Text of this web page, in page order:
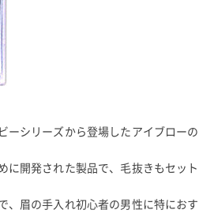
ーシリーズから登場したアイブローの
に開発された製品で、毛抜きもセット
、眉の手入れ初心者の男性に特におす